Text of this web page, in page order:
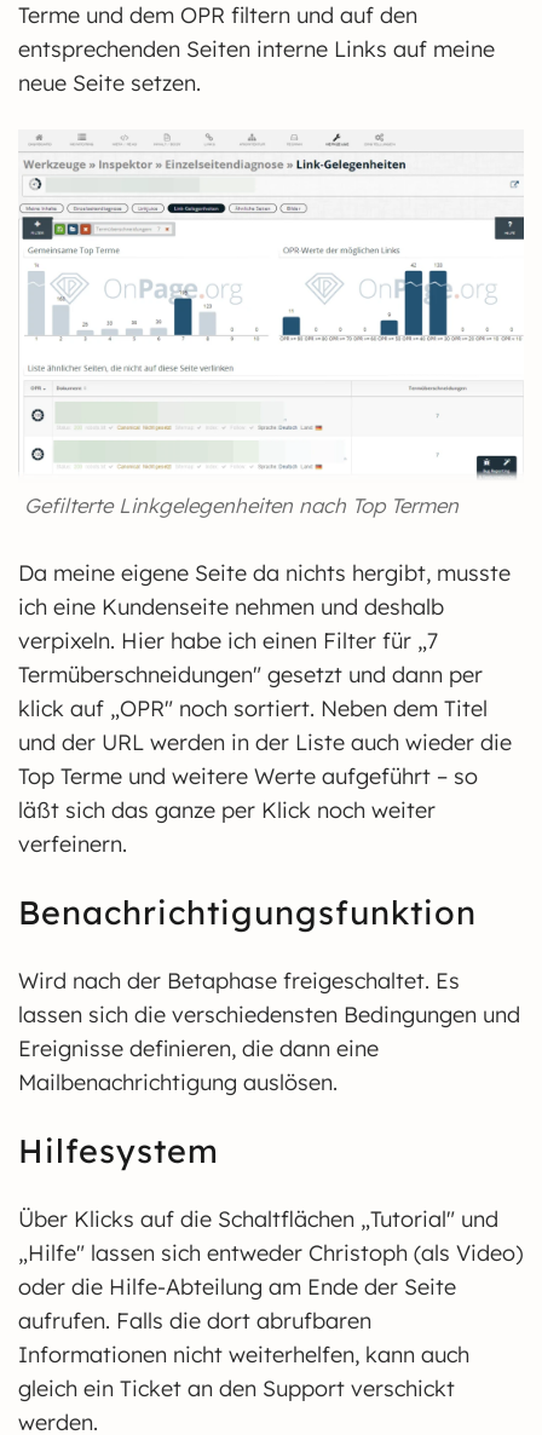
Terme und dem OPR filtern und auf den
entsprechenden Seiten interne Links auf meine
neue Seite setzen.
Gefilterte Linkgelegenheiten nach Top Termen
Da meine eigene Seite da nichts hergibt, musste
ich eine Kundenseite nehmen und deshalb
verpixeln. Hier habe ich einen Filter für „7
Termüberschneidungen" gesetzt und dann per
klick auf „OPR" noch sortiert. Neben dem Titel
und der URL werden in der Liste auch wieder die
Top Terme und weitere Werte aufgeführt – so
läßt sich das ganze per Klick noch weiter
verfeinern.
Benachrichtigungsfunktion
Wird nach der Betaphase freigeschaltet. Es
lassen sich die verschiedensten Bedingungen und
Ereignisse definieren, die dann eine
Mailbenachrichtigung auslösen.
Hilfesystem
Über Klicks auf die Schaltflächen „Tutorial" und
„Hilfe" lassen sich entweder Christoph (als Video)
oder die Hilfe-Abteilung am Ende der Seite
aufrufen. Falls die dort abrufbaren
Informationen nicht weiterhelfen, kann auch
gleich ein Ticket an den Support verschickt
werden.